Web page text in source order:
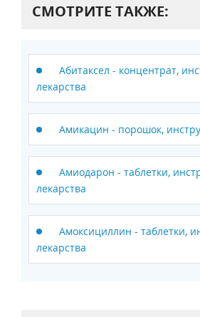
СМОТРИТЕ ТАКЖЕ:
Абитаксел - концентрат,
лекарства
Амикацин - порошок,
Амиодарон - таблетки,
лекарства
Амоксициллин - таблетки,
лекарства